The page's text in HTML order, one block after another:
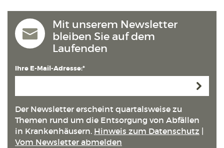
Mit unserem Newsletter
bleiben Sie auf dem
Laufenden
Ihre E-Mail-Adresse:*
Der Newsletter erscheint quartals­weise zu
Themen rund um die Entsorgung von Abfällen
in Kranken­häusern. Hinweis zum Datenschutz
Vom Newsletter abmelden